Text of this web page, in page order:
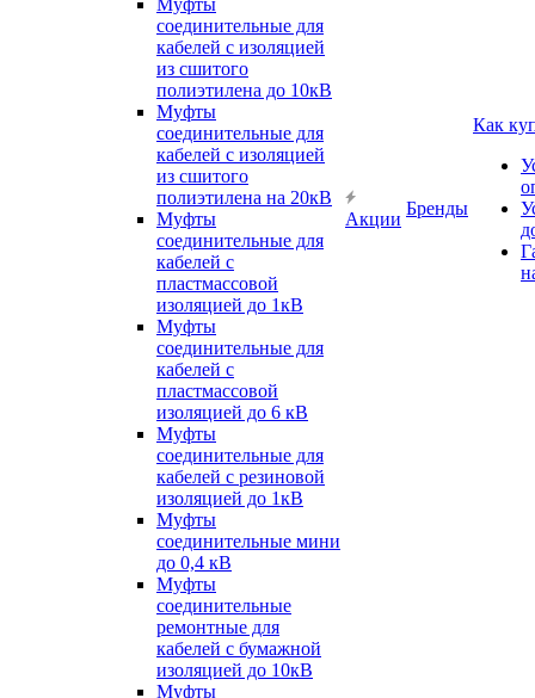
Муфты
соединительные для
кабелей с изоляцией
из сшитого
полиэтилена до 10кВ
Муфты
соединительные для
кабелей с изоляцией
из сшитого
полиэтилена на 20кВ
Муфты
соединительные для
кабелей с
пластмассовой
изоляцией до 1кВ
Муфты
соединительные для
кабелей с
пластмассовой
изоляцией до 6 кВ
Муфты
соединительные для
кабелей с резиновой
изоляцией до 1кВ
Муфты
соединительные мини
до 0,4 кВ
Муфты
соединительные
ремонтные для
кабелей с бумажной
изоляцией до 10кВ
Муфты
Акции
Бренды
Как